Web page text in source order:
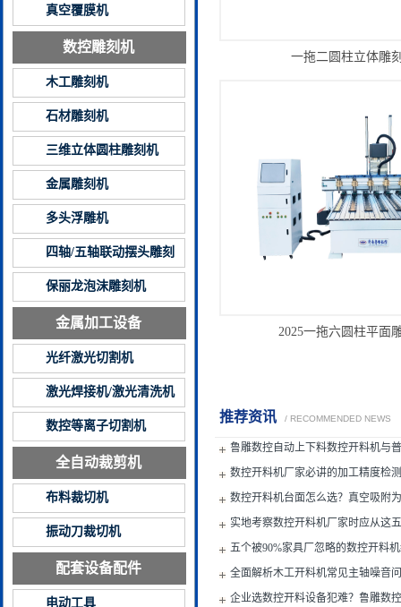
一拖二圆柱立体雕
2025一拖六圆柱平面
推荐资讯 / RECOMMENDED NEWS
鲁雕数控自动上下料数控开料机与
数控开料机厂家必讲的加工精度检
数控开料机台面怎么选？真空吸附
实地考察数控开料机厂家时应从这
五个被90%家具厂忽略的数控开料
全面解析木工开料机常见主轴噪音
企业选数控开料设备犯难？鲁雕数
真空覆膜机
数控雕刻机
木工雕刻机
石材雕刻机
三维立体圆柱雕刻机
金属雕刻机
多头浮雕机
四轴/五轴联动摆头雕刻
机
保丽龙泡沫雕刻机
金属加工设备
光纤激光切割机
激光焊接机/激光清洗机
数控等离子切割机
全自动裁剪机
布料裁切机
振动刀裁切机
配套设备配件
电动工具